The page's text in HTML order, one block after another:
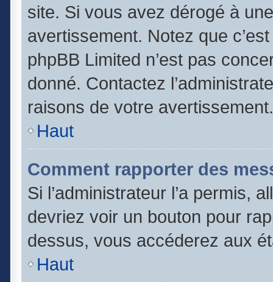
site. Si vous avez dérogé à
avertissement. Notez que
phpBB Limited n’est pas
donné. Contactez
raisons de votre avertissement.
Haut
Comment rapporter des
Si l’administrateur l’a permis,
devriez voir un bouton pour
dessus, vous accéderez aux
Haut